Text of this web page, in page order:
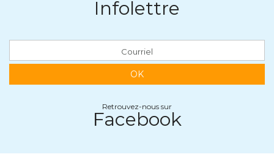
Infolettre
OK
Retrouvez-nous sur
Facebook